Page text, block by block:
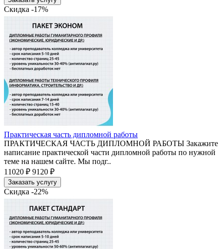
Скидка -17%
Практическая часть дипломной работы
ПРАКТИЧЕСКАЯ ЧАСТЬ ДИПЛОМНОЙ РАБОТЫ Закажите
написание практической части дипломной работы по нужной
теме на нашем сайте. Мы подг..
11020 ₽ 9120 ₽
Заказать услугу
Скидка -22%